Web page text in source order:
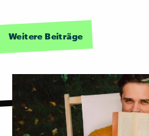
Weitere Beiträge